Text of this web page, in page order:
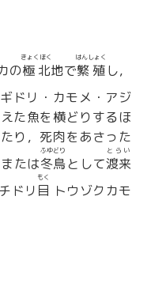
の極北
きょくほく
地で繁殖
はんしょく
し，
ドリ・カモメ・アジ
た魚を横どりするほ
り，死肉をあさった
または冬鳥
ふゆどり
として渡来
とらい
チドリ 目
もく
トウゾクカモ